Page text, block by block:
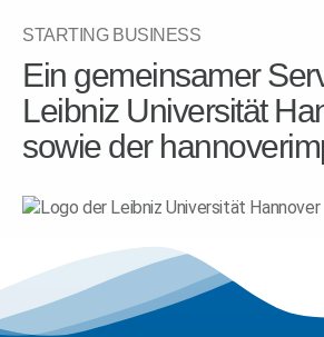
STARTING BUSINESS
Ein gemeinsamer
Leibniz Universität
sowie der